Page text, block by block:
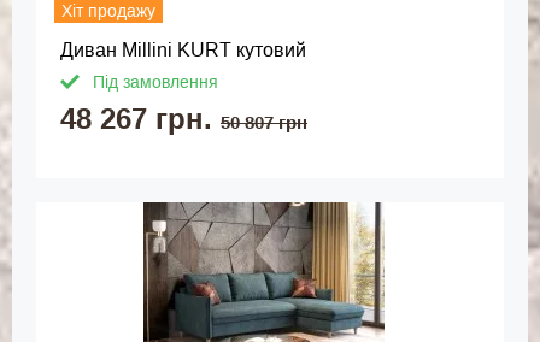
Хіт продажу
Диван Millini KURT кутовий
Під замовлення
48 267 грн. 50 807 грн